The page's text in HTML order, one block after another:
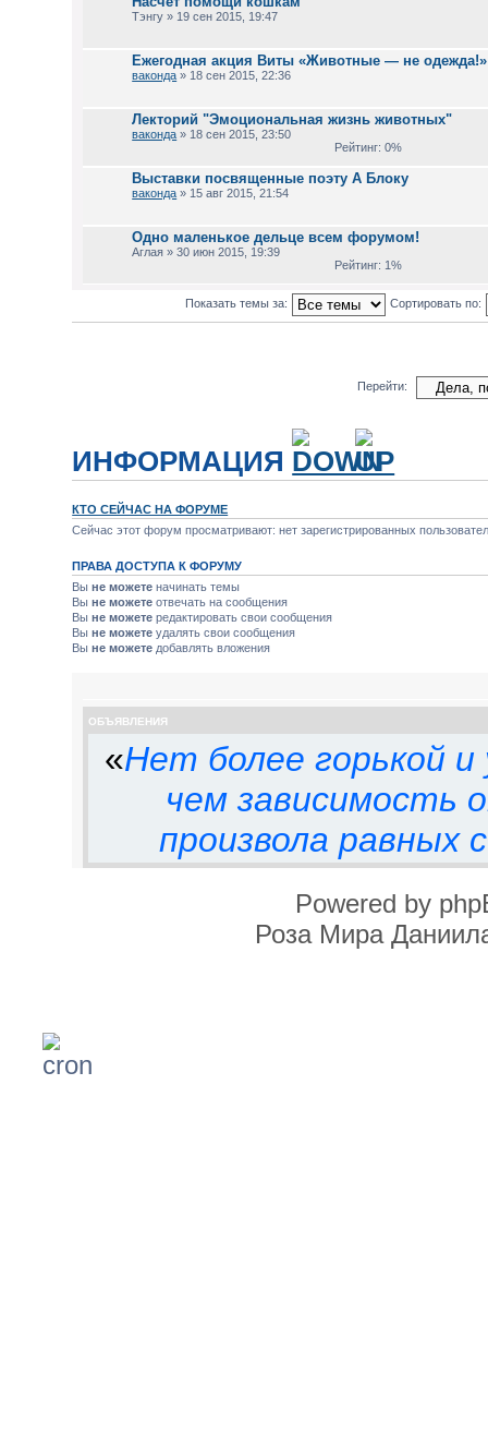
Тэнгу » 19 сен 2015, 19:47
Ежегодная акция Виты «Животные — не одежда!»
ваконда » 18 сен 2015, 22:36
Лекторий "Эмоциональная жизнь животных"
ваконда » 18 сен 2015, 23:50
Рейтинг: 0%
Выставки посвященные поэту А Блоку
ваконда » 15 авг 2015, 21:54
Одно маленькое дельце всем форумом!
Аглая » 30 июн 2015, 19:39
Рейтинг: 1%
Показать темы за: Сортировать по:
Перейти:
ИНФОРМАЦИЯ
КТО СЕЙЧАС НА ФОРУМЕ
Сейчас этот форум просматривают: нет зарегистрированных
ПРАВА ДОСТУПА К ФОРУМУ
Выне можете начинать темы
Выне можете отвечать на сообщения
Выне можете редактировать свои сообщения
Выне можете удалять свои сообщения
Выне можете добавлять вложения
ОБЪЯВЛЕНИЯ
«Нет более горькой
чем зависимость
произвола равных
Powered by
Роза Мира